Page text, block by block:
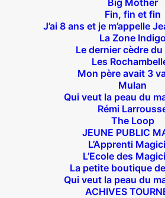
Big Mother
Fin, fin et fin
J’ai 8 ans et je m’appelle
La Zone Indigo
Le dernier cèdre du
Les
Mon père avait 3
Mulan
Qui veut la peau du
Rémi
The Loop
JEUNE PUBLIC
L’Apprenti
L’Ecole des
La petite boutique
Qui veut la peau du
ACHIVES
Suivez nous !
Théâtre des Béliers
14 bis rue Sainte Isaure 75018
Joffrin / Simplon – Loc :